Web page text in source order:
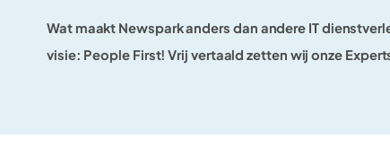
Wat maakt Newspark anders dan andere IT
visie: People First! Vrij vertaald zetten wij onze